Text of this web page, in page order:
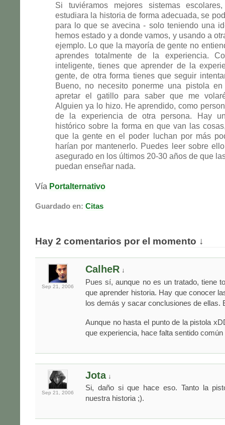
Si tuviéramos mejores sistemas
estudiara la historia de forma adecuada, se
para lo que se avecina - solo teniendo una
hemos estado y a donde vamos, y usando a
ejemplo. Lo que la mayoría de gente no
aprendes totalmente de la experiencia.
inteligente, tienes que aprender de la
gente, de otra forma tienes que seguir
Bueno, no necesito ponerme una pistola
apretar el gatillo para saber que me
Alguien ya lo hizo. He aprendido, como
de la experiencia de otra persona. Hay
histórico sobre la forma en que van las
que la gente en el poder luchan por más
harían por mantenerlo. Puedes leer sobre
asegurado en los últimos 20-30 años de que
puedan enseñar nada.
Vía Portalternativo
Guardado en: Citas
Hay 2 comentarios por el momento ↓
Sep 21, 2006
CalheR ↓
Pues sí, aunque no es un tratado, tiene
que aprender historia. Hay que conocer
los demás y sacar conclusiones de ellas.
Aunque no hasta el punto de la pistola
que experiencia, hace falta sentido común
Sep 21, 2006
Jota↓
Si, daño si que hace eso. Tanto la
nuestra historia ;).